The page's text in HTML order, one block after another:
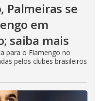
Palmeiras se
em
saiba mais
para o Flamengo no
pelos clubes brasileiros